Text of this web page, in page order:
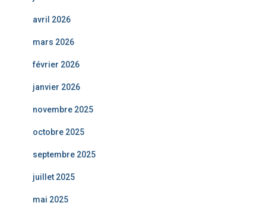
avril 2026
mars 2026
février 2026
janvier 2026
novembre 2025
octobre 2025
septembre 2025
juillet 2025
mai 2025